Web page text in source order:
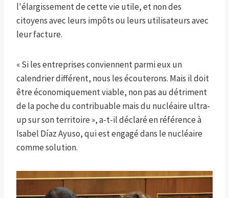
l'élargissement de cette vie utile, et non des
citoyens avec leurs impôts ou leurs utilisateurs avec
leur facture.
« Si les entreprises conviennent parmi eux un
calendrier différent, nous les écouterons. Mais il doit
être économiquement viable, non pas au détriment
de la poche du contribuable mais du nucléaire ultra-
up sur son territoire », a-t-il déclaré en référence à
Isabel Díaz Ayuso, qui est engagé dans le nucléaire
comme solution.